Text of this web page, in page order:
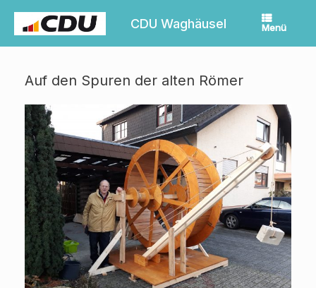
springen
CDU Waghäusel Menü
Auf den Spuren der alten Römer